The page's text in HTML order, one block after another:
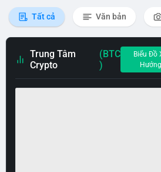
Tất cả Văn bản
Trung Tâm
Crypto
(BTC
)
Biểu Đồ
Hướng